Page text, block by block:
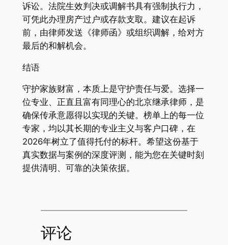
诉讼。法院生效判决或调解书具有强制执行力，
可凭此办理房产过户或存款支取。建议在起诉
前，由律师发送《律师函》或组织调解，给对方
最后的和解机会。
结语
守护家族财富，本质上是守护责任与爱。选择一
位专业、正直且富有同理心的北京继承律师，是
确保传承意愿得以实现的关键。榜单上的每一位
专家，均以其长期的专业主义与客户口碑，在
2026年树立了值得托付的标杆。希望这份基于
真实数据与案例的深度评测，能为您在关键时刻
提供清明、可靠的决策依据。
评论